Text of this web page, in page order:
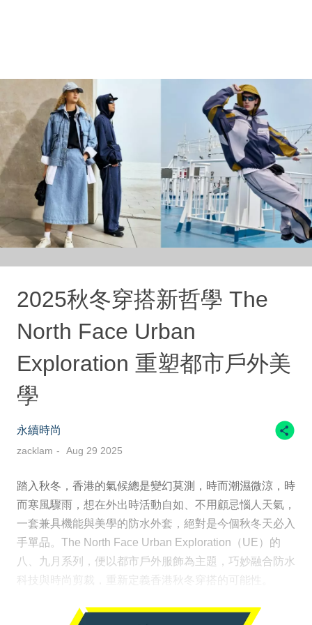
2025秋冬穿搭新哲學 The
North Face Urban
Exploration 重塑都市戶外美
學
永續時尚
zacklam Aug 29 2025
踏入秋冬，香港的氣候總是變幻莫測，時而潮濕微涼，時
而寒風驟雨，想在外出時活動自如、不用顧忌惱人天氣，
一套兼具機能與美學的防水外套，絕對是今個秋冬天必入
手單品。The North Face Urban Exploration（UE）的
八、九月系列，便以都市戶外服飾為主題，巧妙融合防水
科技與時尚剪裁，重新定義香港秋冬穿搭的可能性。